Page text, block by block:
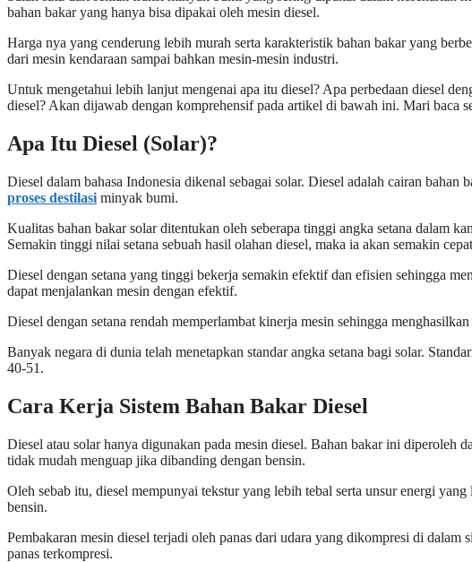
bahan bakar yang hanya bisa dipakai oleh mesin diesel.
Harga nya yang cenderung lebih murah serta karakteristik bahan bakar yang
dari mesin kendaraan sampai bahkan mesin-mesin industri.
Untuk mengetahui lebih lanjut mengenai apa itu diesel? Apa perbedaan diesel
diesel? Akan dijawab dengan komprehensif pada artikel di bawah ini. Mari baca
Apa Itu Diesel (Solar)?
Diesel dalam bahasa Indonesia dikenal sebagai solar. Diesel adalah cairan
proses destilasi minyak bumi.
Kualitas bahan bakar solar ditentukan oleh seberapa tinggi angka setana dalam
Semakin tinggi nilai setana sebuah hasil olahan diesel, maka ia akan semakin
Diesel dengan setana yang tinggi bekerja semakin efektif dan efisien sehingga
dapat menjalankan mesin dengan efektif.
Diesel dengan setana rendah memperlambat kinerja mesin sehingga
Banyak negara di dunia telah menetapkan standar angka setana bagi solar.
40-51.
Cara Kerja Sistem Bahan Bakar Diesel
Diesel atau solar hanya digunakan pada mesin diesel. Bahan bakar ini
tidak mudah menguap jika dibanding dengan bensin.
Oleh sebab itu, diesel mempunyai tekstur yang lebih tebal serta unsur energi
bensin.
Pembakaran mesin diesel terjadi oleh panas dari udara yang dikompresi di
panas terkompresi.